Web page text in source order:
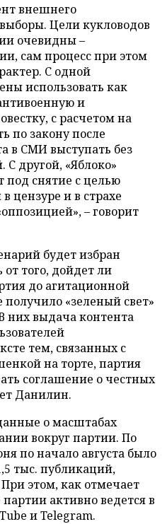
внешнего
Цели кукловодов
очевидны –
сам процесс при этом
С одной
использовать как
и
с расчетом на
по закону после
в СМИ выступать без
другой, «Яблоко»
под снятие с целью
цензуре и в страхе
– говорит
будет избран
от того, дойдет ли
до агитационной
«зеленый свет»
них выдача контента
тем, связанных с
на торте, партия
соглашение о честных
Данилин.
о масштабах
вокруг партии. По
по начало августа было
тыс. публикаций,
этом, как отмечает
активно ведется в
и Telegram.